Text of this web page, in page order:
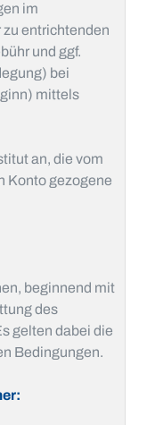
im
entrichtenden
und ggf.
bei
mittels
an, die vom
Konto gezogene
beginnend mit
des
gelten dabei die
Bedingungen.